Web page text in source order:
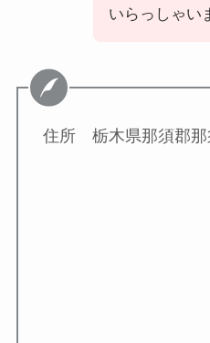
いらっしゃい
住所 栃木県那須郡那